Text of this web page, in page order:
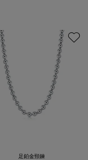
足鉑金頸鍊